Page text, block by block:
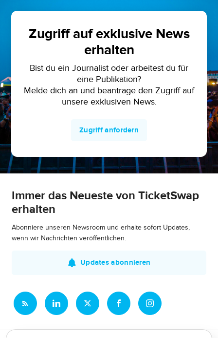
Zugriff auf exklusive News
erhalten
Bist du ein Journalist oder arbeitest du für
eine Publikation?
Melde dich an und beantrage den Zugriff auf
unsere exklusiven News.
Zugriff anfordern
Immer das Neueste von TicketSwap
erhalten
Abonniere unseren Newsroom und erhalte sofort Updates,
wenn wir Nachrichten veröffentlichen.
Updates abonnieren